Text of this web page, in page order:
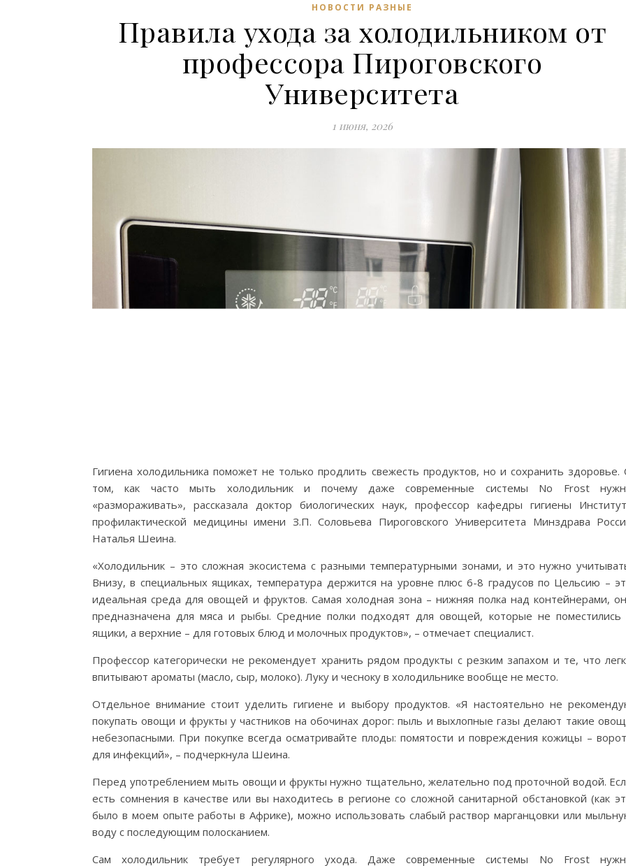
НОВОСТИ РАЗНЫЕ
Правила ухода за холодильником от
профессора Пироговского
Университета
1 июня, 2026
Гигиена холодильника поможет не только продлить свежесть продуктов, но и сохранить здоровье.
том, как часто мыть холодильник и почему даже современные системы No Frost
«размораживать», рассказала доктор биологических наук, профессор кафедры гигиены
профилактической медицины имени З.П. Соловьева Пироговского Университета Минздрава
Наталья Шеина.
«Холодильник – это сложная экосистема с разными температурными зонами, и это нужно
Внизу, в специальных ящиках, температура держится на уровне плюс 6-8 градусов по Цельсию –
идеальная среда для овощей и фруктов. Самая холодная зона – нижняя полка над контейнерами,
предназначена для мяса и рыбы. Средние полки подходят для овощей, которые не поместились
ящики, а верхние – для готовых блюд и молочных продуктов», – отмечает специалист.
Профессор категорически не рекомендует хранить рядом продукты с резким запахом и те, что
впитывают ароматы (масло, сыр, молоко). Луку и чесноку в холодильнике вообще не место.
Отдельное внимание стоит уделить гигиене и выбору продуктов. «Я настоятельно не
покупать овощи и фрукты у частников на обочинах дорог: пыль и выхлопные газы делают такие
небезопасными. При покупке всегда осматривайте плоды: помятости и повреждения кожицы –
для инфекций», – подчеркнула Шеина.
Перед употреблением мыть овощи и фрукты нужно тщательно, желательно под проточной водой.
есть сомнения в качестве или вы находитесь в регионе со сложной санитарной обстановкой (как
было в моем опыте работы в Африке), можно использовать слабый раствор марганцовки или
воду с последующим полосканием.
Сам холодильник требует регулярного ухода. Даже современные системы No Frost